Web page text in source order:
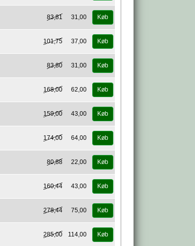
83,81 31,00 Køb
101,75 37,00 Køb
83,80 31,00 Køb
168,00 62,00 Køb
159,00 43,00 Køb
174,00 64,00 Køb
80,88 22,00 Køb
160,44 43,00 Køb
278,44 75,00 Køb
285,00 114,00 Køb